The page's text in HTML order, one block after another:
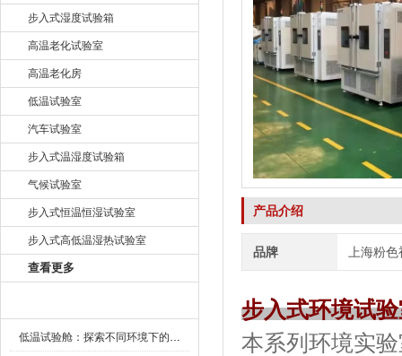
步入式湿度试验箱
高温老化试验室
高温老化房
低温试验室
汽车试验室
步入式温湿度试验箱
气候试验室
步入式恒温恒湿试验室
步入式高低温湿热试验室
查看更多
低温试验舱：探索不同环境下的科技边界
产品介绍
品牌 上海粉
步入式环境试
本系列环境实验